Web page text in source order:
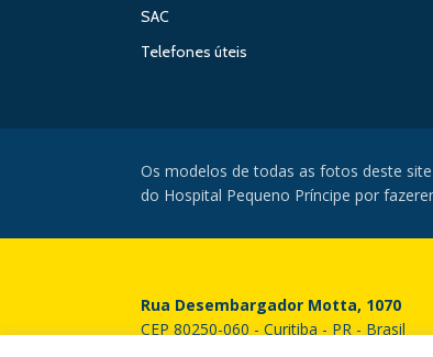
SAC
Telefones úteis
Os modelos de todas as fotos deste
do Hospital Pequeno Príncipe por
Rua Desembargador Motta, 1070
CEP 80250-060 - Curitiba - PR - Brasil